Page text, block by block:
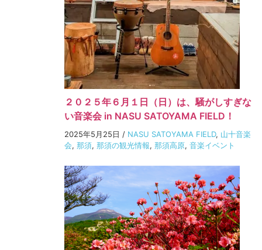
２０２５年６月１日（日）は、騒がしすぎな
い音楽会 in NASU SATOYAMA FIELD！
2025年5月25日 / NASU SATOYAMA FIELD, 山十音楽
会, 那須, 那須の観光情報, 那須高原, 音楽イベント